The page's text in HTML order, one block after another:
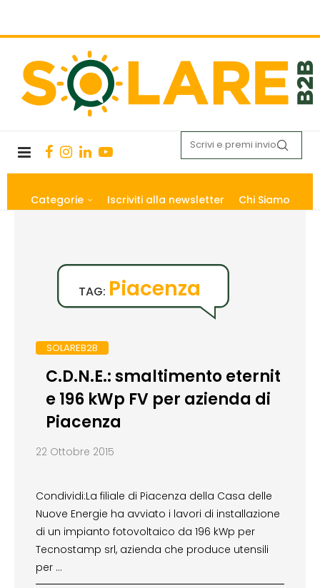
Categorie Iscriviti alla newsletter Chi Siamo
TAG: Piacenza
SOLAREB2B
C.D.N.E.: smaltimento eternit
e 196 kWp FV per azienda di
Piacenza
22 Ottobre 2015
Condividi:La filiale di Piacenza della Casa delle
Nuove Energie ha avviato i lavori di installazione
di un impianto fotovoltaico da 196 kWp per
Tecnostamp srl, azienda che produce utensili
per …